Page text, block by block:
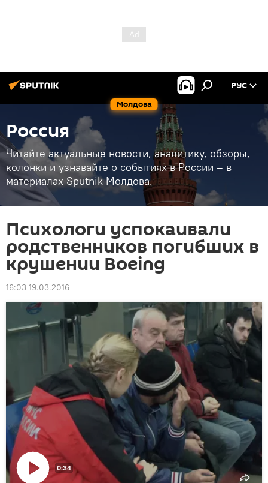
Молдова
РУС
Россия
Читайте актуальные новости, аналитику, обзоры,
колонки и узнавайте о событиях в России – в
материалах Sputnik Молдова.
Психологи успокаивали
родственников погибших в
крушении Boeing
16:03 19.03.2016
0:34